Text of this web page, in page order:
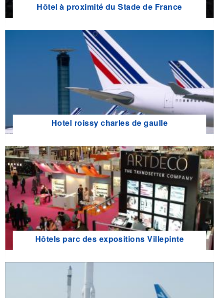
Hôtel à proximité du Stade de France
Hotel roissy charles de gaulle
Hôtels parc des expositions Villepinte